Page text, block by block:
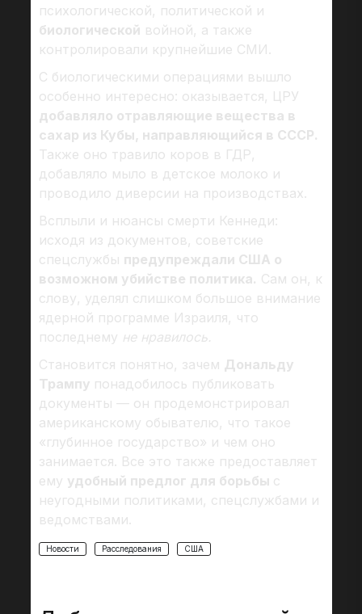
психологической, политической и
биологической войной, а также
контролировали крупнейшие СМИ.
С биологическими операциями вышло
особенно интересно: оказывается, ЦРУ
добавляло отравляющие вещества в
сахар из Кубы, направляющийся в СССР.
Также оно травило коров в ГДР,
добавляло мыло в детское молоко и
проводило диверсии на производствах.
Всплыли и нюансы смерти Кеннеди:
исходя из документов, советские
спецслужбы предупреждали США о
возможном убийстве политика. Сам он, к
слову, уделял слишком большое внимание
ядерной программе Израиля, что
последнему не нравилось.
Становится понятно, зачем Дональду
Трампу понадобилось публиковать
документы — он продемонстрировал
американскому обывателю, что такое
«глубинное государство» и чем оно
занимается. Все это также предоставляет
ему удобный предлог для борьбы с
неугодными политиками, спецслужбами и
ведомствами.
Новости Расследования США